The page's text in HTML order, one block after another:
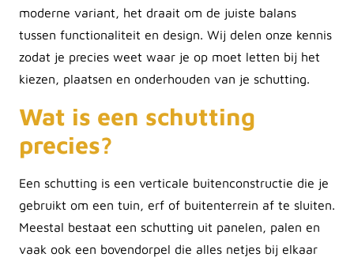
moderne variant, het draait om de juiste balans
tussen functionaliteit en design. Wij delen onze kennis
zodat je precies weet waar je op moet letten bij het
kiezen, plaatsen en onderhouden van je schutting.
Wat is een schutting
precies?
Een schutting is een verticale buitenconstructie die je
gebruikt om een tuin, erf of buitenterrein af te sluiten.
Meestal bestaat een schutting uit panelen, palen en
vaak ook een bovendorpel die alles netjes bij elkaar